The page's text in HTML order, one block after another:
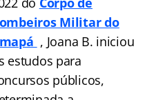
Militar do
, Joana B. iniciou
estudos para
públicos,